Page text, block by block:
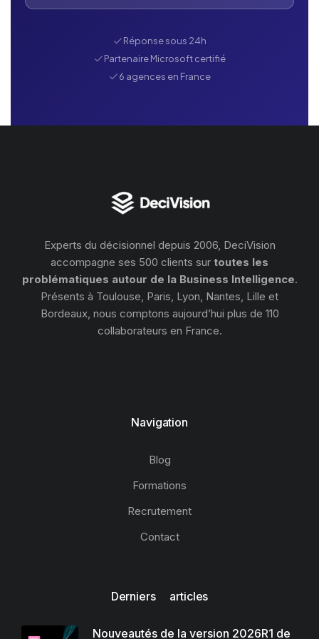
Réponse sous 24h
Partenaire Microsoft certifié
6 agences en France
Experts du décisionnel depuis 2006, DeciVision
accompagne ses 500 clients sur toutes les
problématiques autour de la Business Intelligence.
Présents à Toulouse, Paris, Lyon, Nantes, Lille et
Bordeaux, nous comptons aujourd’hui plus de 110
collaborateurs en France.
Navigation
Blog
Formations
Recrutement
Contact
Derniers articles
Nouveautés de la version 2026R1 de